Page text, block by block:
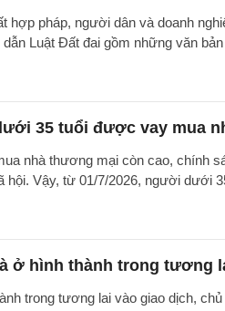
hợp pháp, người dân và doanh
Luật Đất đai gồm những văn
35 tuổi được vay mua
nhà thương mại còn cao, chính
hội. Vậy, từ 01/7/2026, người dưới
ở hình thành trong tương
trong tương lai vào giao dịch,